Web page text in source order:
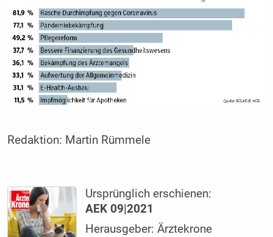
Redaktion: Martin Rümmele
Ursprünglich erschienen:
AEK 09|2021
Herausgeber: Ärztekrone